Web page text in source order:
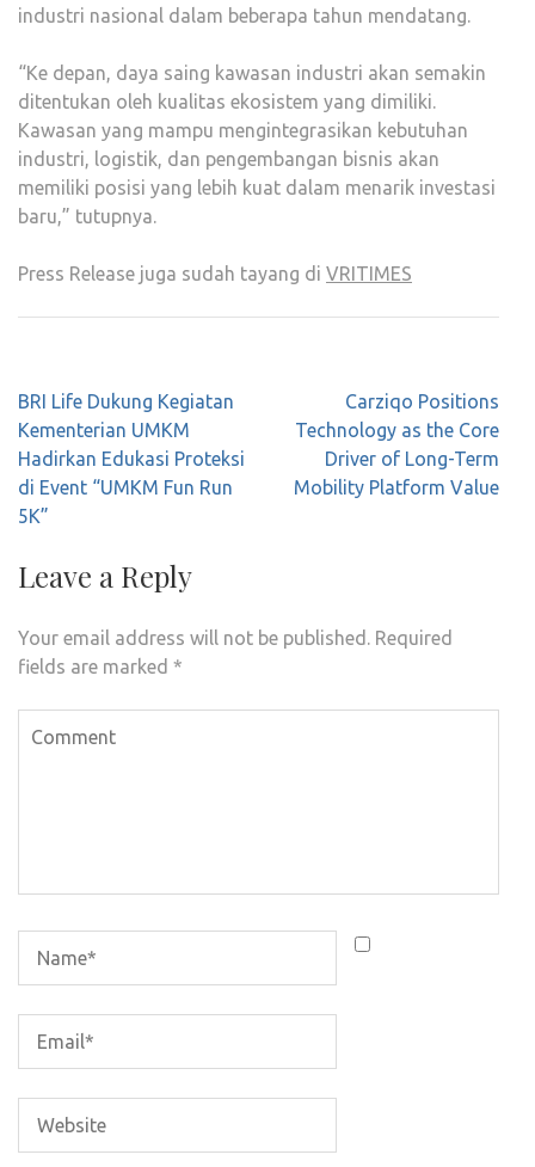
industri nasional dalam beberapa tahun mendatang.
“Ke depan, daya saing kawasan industri akan semakin
ditentukan oleh kualitas ekosistem yang dimiliki.
Kawasan yang mampu mengintegrasikan kebutuhan
industri, logistik, dan pengembangan bisnis akan
memiliki posisi yang lebih kuat dalam menarik investasi
baru,” tutupnya.
Press Release juga sudah tayang di VRITIMES
Post
navigation
BRI Life Dukung Kegiatan
Kementerian UMKM
Hadirkan Edukasi Proteksi
di Event “UMKM Fun Run
5K”
Carziqo Positions
Technology as the Core
Driver of Long-Term
Mobility Platform Value
Leave a Reply
Your email address will not be published. Required
fields are marked *